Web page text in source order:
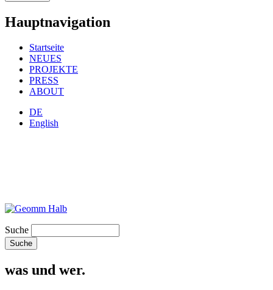
Hauptnavigation
Startseite
NEUES
PROJEKTE
PRESS
ABOUT
DE
English
Suche
was und wer.